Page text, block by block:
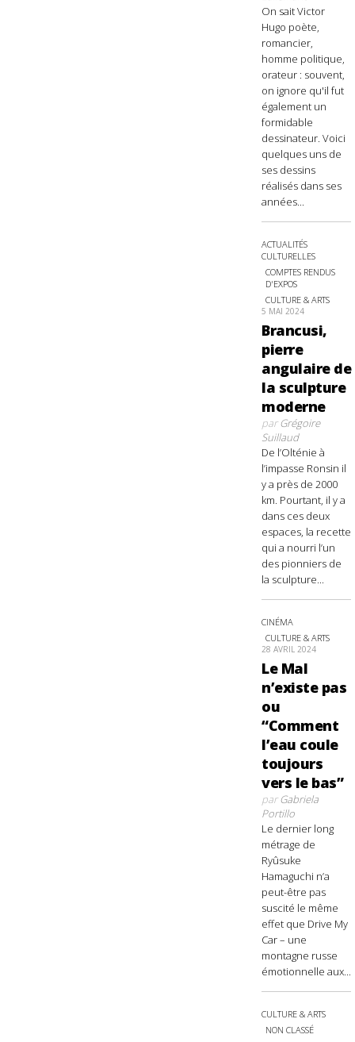
On sait Victor
Hugo poète,
romancier,
homme politique,
orateur : souvent,
on ignore qu'il fut
également un
formidable
dessinateur. Voici
quelques uns de
ses dessins
réalisés dans ses
années...
ACTUALITÉS
CULTURELLES
COMPTES RENDUS
D'EXPOS
CULTURE & ARTS
5 MAI 2024
Brancusi,
pierre
angulaire de
la sculpture
moderne
parGrégoire
Suillaud
De l’Olténie à
l’impasse Ronsin il
y a près de 2000
km. Pourtant, il y a
dans ces deux
espaces, la recette
qui a nourri l’un
des pionniers de
la sculpture...
CINÉMA
CULTURE & ARTS
28 AVRIL 2024
Le Mal
n’existe pas
ou
“Comment
l’eau coule
toujours
vers le bas”
parGabriela
Portillo
Le dernier long
métrage de
Ryûsuke
Hamaguchi n’a
peut-être pas
suscité le même
effet que Drive My
Car – une
montagne russe
émotionnelle aux...
CULTURE & ARTS
NON CLASSÉ